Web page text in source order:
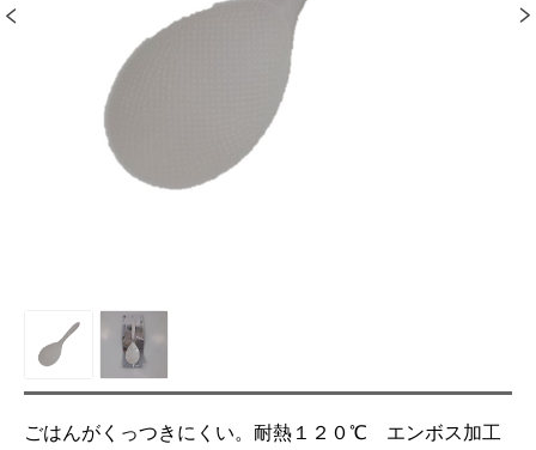
ごはんがくっつきにくい。耐熱１２０℃ エンボス加工